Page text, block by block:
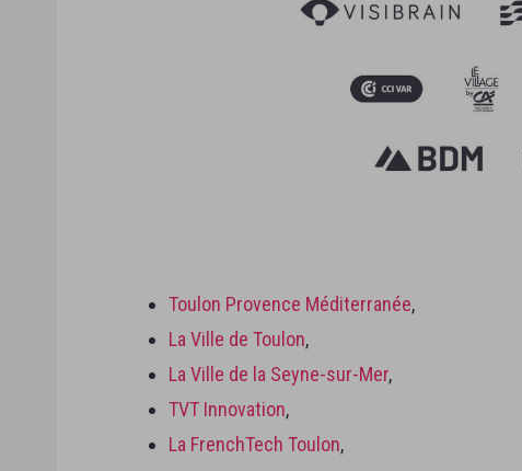
Toulon Provence Méditerranée,
La Ville de Toulon,
La Ville de la Seyne-sur-Mer,
TVT Innovation,
La FrenchTech Toulon,